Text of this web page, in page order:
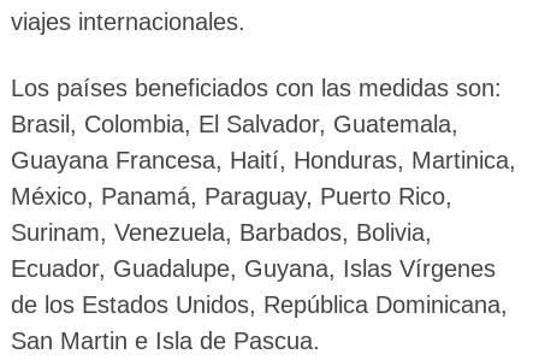
viajes internacionales.
Los países beneficiados con las medidas son:
Brasil, Colombia, El Salvador, Guatemala,
Guayana Francesa, Haití, Honduras, Martinica,
México, Panamá, Paraguay, Puerto Rico,
Surinam, Venezuela, Barbados, Bolivia,
Ecuador, Guadalupe, Guyana, Islas Vírgenes
de los Estados Unidos, República Dominicana,
San Martin e Isla de Pascua.